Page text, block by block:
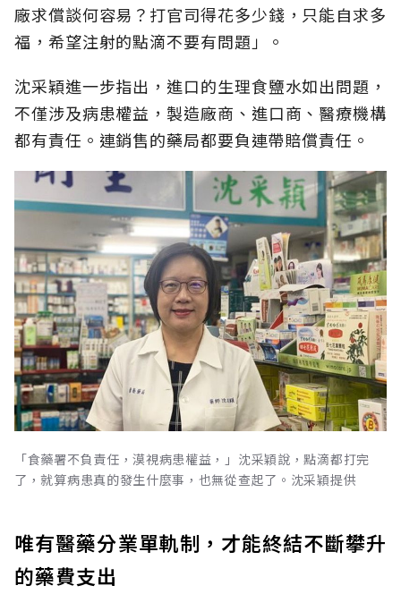
廠求償談何容易？打官司得花多少錢，只能自求多
福，希望注射的點滴不要有問題」。
沈采穎進一步指出，進口的生理食鹽水如出問題，
不僅涉及病患權益，製造廠商、進口商、醫療機構
都有責任。連銷售的藥局都要負連帶賠償責任。
「食藥署不負責任，漠視病患權益，」沈采穎說，點滴都打完
了，就算病患真的發生什麼事，也無從查起了。沈采穎提供
唯有醫藥分業單軌制，才能終結不斷攀升
的藥費支出